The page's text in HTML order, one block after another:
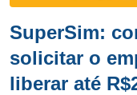
SuperSim:
solicitar o
liberar até